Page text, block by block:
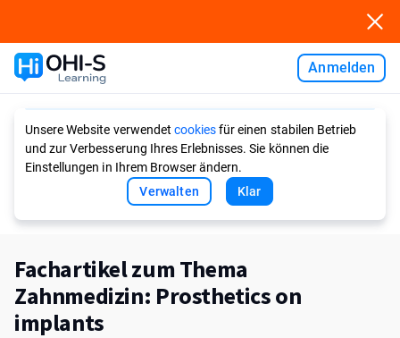
Anmelden
Unsere Website verwendet cookiesfür einen stabilen Betrieb
und zur Verbesserung Ihres Erlebnisses. Sie können die
Einstellungen in Ihrem Browser ändern.
Verwalten
Klar
Fachartikel zum Thema
Zahnmedizin: Prosthetics on
implants